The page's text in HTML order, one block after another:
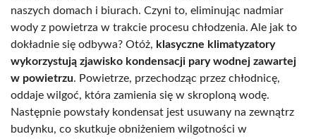
naszych domach i biurach. Czyni to, eliminując nadmiar
wody z powietrza w trakcie procesu chłodzenia. Ale jak to
dokładnie się odbywa? Otóż, klasyczne klimatyzatory
wykorzystują zjawisko kondensacji pary wodnej zawartej
w powietrzu. Powietrze, przechodząc przez chłodnicę,
oddaje wilgoć, która zamienia się w skroploną wodę.
Następnie powstały kondensat jest usuwany na zewnątrz
budynku, co skutkuje obniżeniem wilgotności w